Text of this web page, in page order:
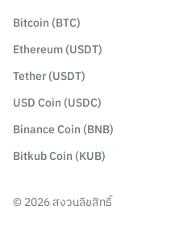
Bitcoin (BTC)
Ethereum (USDT)
Tether (USDT)
USD Coin (USDC)
Binance Coin (BNB)
Bitkub Coin (KUB)
© 2026สงวนลิขสิทธิ์